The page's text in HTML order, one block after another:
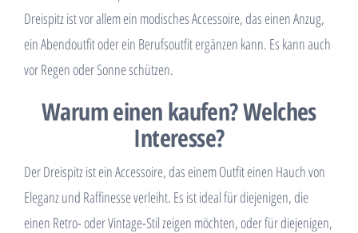
Dreispitz ist vor allem ein modisches Accessoire, das einen Anzug,
ein Abendoutfit oder ein Berufsoutfit ergänzen kann. Es kann auch
vor Regen oder Sonne schützen.
Warum einen kaufen? Welches
Interesse?
Der Dreispitz ist ein Accessoire, das einem Outfit einen Hauch von
Eleganz und Raffinesse verleiht. Es ist ideal für diejenigen, die
einen Retro- oder Vintage-Stil zeigen möchten, oder für diejenigen,